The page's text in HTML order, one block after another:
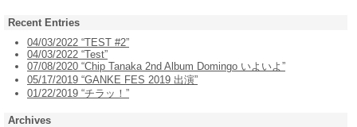
Recent Entries
04/03/2022 “TEST #2”
04/03/2022 “Test”
07/08/2020 “Chip Tanaka 2nd Album Domingo いよいよ”
05/17/2019 “GANKE FES 2019 出演”
01/22/2019 “チラッ！”
Archives